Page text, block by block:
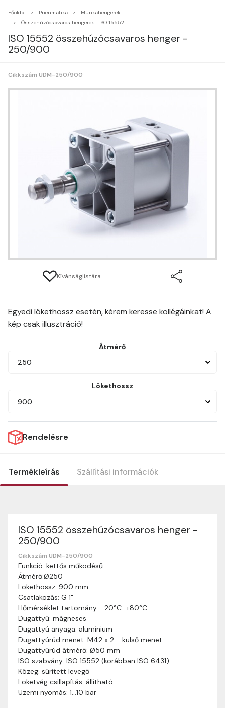
Főoldal Pneumatika
Munkahengerek
Összehúzócsavaros hengerek - ISO 15552
ISO 15552 összehúzócsavaros henger -
250/900
Cikkszám UDM-250/900
Kívánságlistára
Egyedi lökethossz esetén, kérem keresse kollégáinkat! A
kép csak illusztráció!
Átmérő
250
Lökethossz
900
Rendelésre
Termékleírás Szállítási információk
ISO 15552 összehúzócsavaros henger -
250/900
Cikkszám UDM-250/900
Funkció: kettős működésű
Átmérő:Ø250
Lökethossz: 900 mm
Csatlakozás: G 1"
Hőmérséklet tartomány: -20°C…+80°C
Dugattyú: mágneses
Dugattyú anyaga: alumínium
Dugattyúrúd menet: M42 x 2 - külső menet
Dugattyúrúd átmérő: Ø50 mm
ISO szabvány: ISO 15552 (korábban ISO 6431)
Közeg: sűrített levegő
Löketvég csillapítás: állítható
Üzemi nyomás: 1…10 bar
Szállítási információk
Nagyon köszönjük, hogy webshopunkat választottátok
vásárlásaitokhoz. Az alábbiakban megtaláljátok szállítási
információinkat, hogy a vásárlásotok gördülékenyen és
zökkenőmentesen történhessen.
Szállítási idő:
munkanapon belül kézbesítjük. Amennyiben
valamilyen okból kifolyólag a szállítás hosszabb
ideig tart, előre értesítünk benneteket.
Szállítási díj: A szállítási díj függ a termék súlyától
és a szállítási cím távolságától. A pontos szállítási
díjat a vásárlás folyamata során megtekinthetitek,
mielőtt a rendelést véglegesítitek.